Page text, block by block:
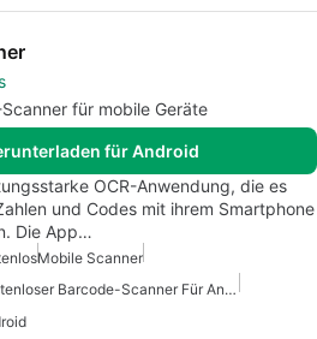
für mobile Geräte
für Android
OCR-Anwendung, die es
und Codes mit ihrem Smartphone
Die App…
Mobile Scanner
Kostenloser Barcode-Scanner Für Android